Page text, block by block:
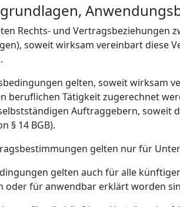
Rechts- und Vertragsbeziehungen
soweit wirksam vereinbart diese
gelten, soweit wirksam
beruflichen Tätigkeit zugerechnet
Auftraggebern, soweit
§ 14 BGB).
gelten nur für
gelten auch für alle
oder für anwendbar erklärt worden